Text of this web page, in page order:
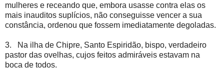
mulheres e receando que, embora usasse contra elas os
mais inauditos suplícios, não conseguisse vencer a sua
constância, ordenou que fossem imediatamente degoladas.
3. Na ilha de Chipre, Santo Espiridão, bispo, verdadeiro
pastor das ovelhas, cujos feitos admiráveis estavam na
boca de todos.